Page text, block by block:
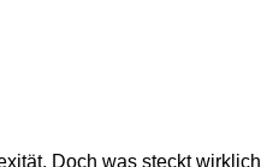
Doch was steckt wirklich